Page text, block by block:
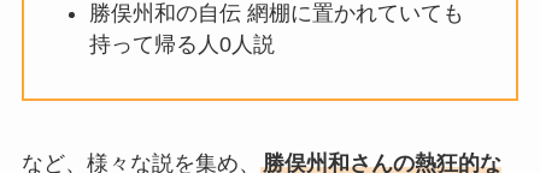
勝俣州和の自伝 網棚に置かれていても
持って帰る人0人説
など、様々な説を集め、 勝俣州和さんの熱狂的な